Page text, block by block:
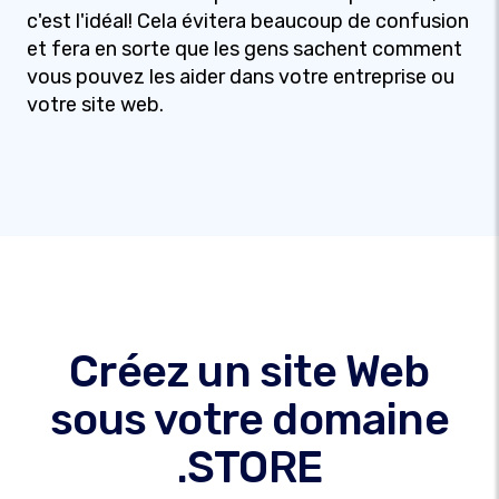
c'est l'idéal! Cela évitera beaucoup de confusion
et fera en sorte que les gens sachent comment
vous pouvez les aider dans votre entreprise ou
votre site web.
Créez un site Web
sous votre domaine
.STORE